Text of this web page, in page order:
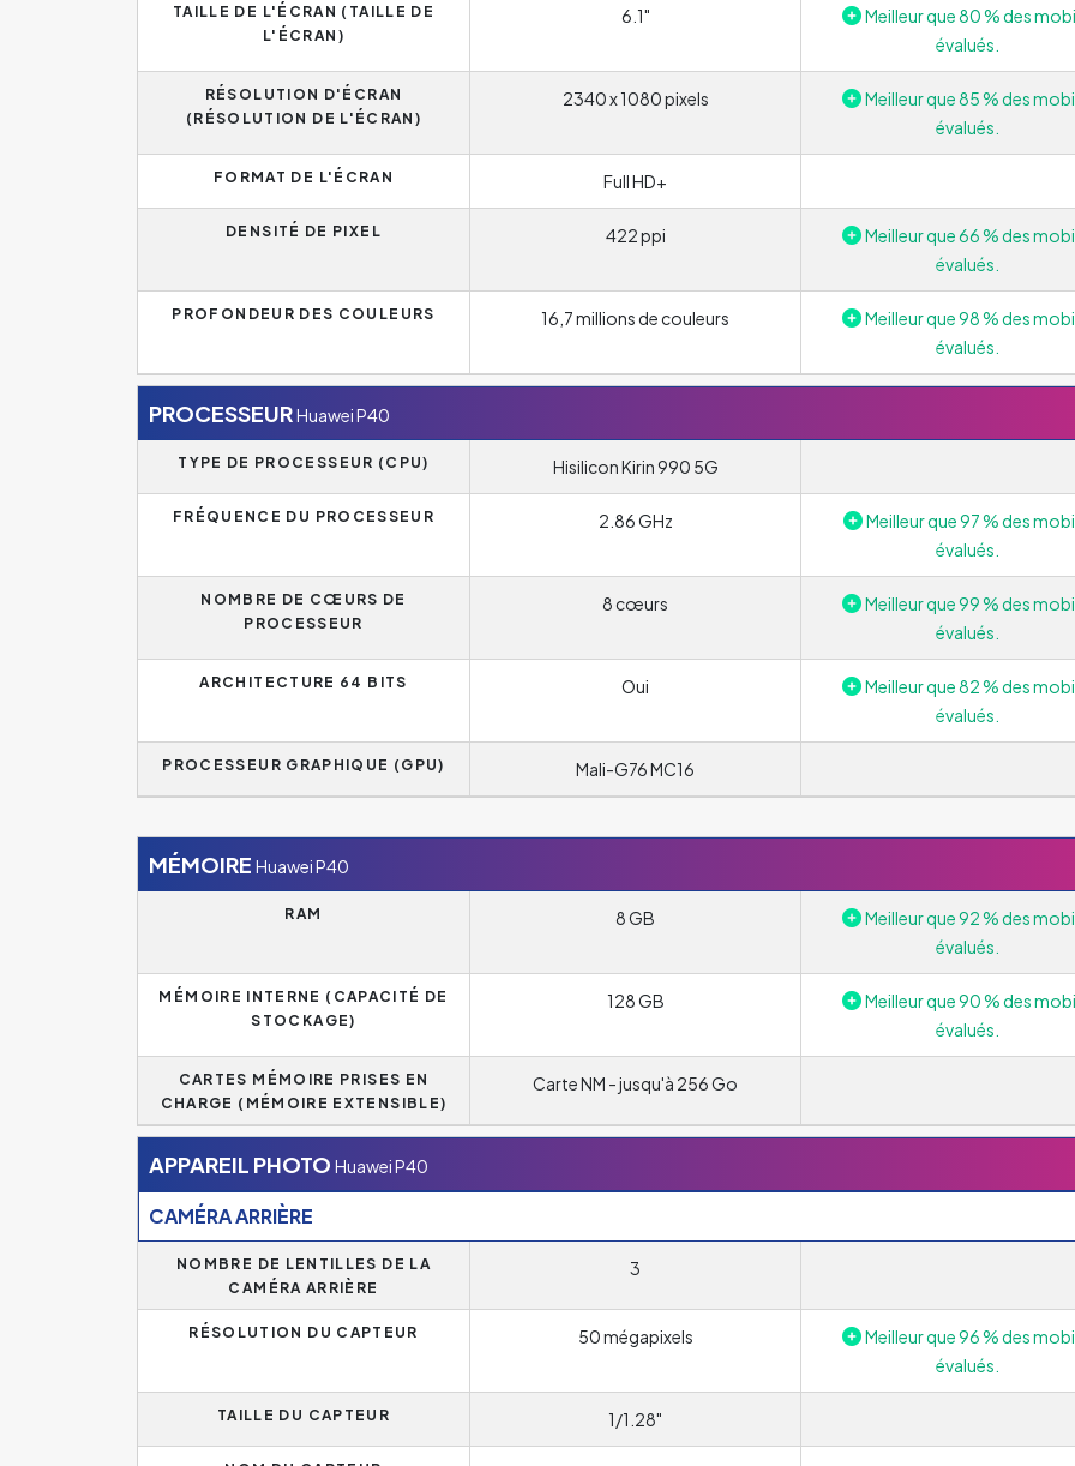
TAILLE DE L'ÉCRAN (TAILLE DE
L'ÉCRAN)
6.1"
Meilleur que 80 % des
évalués.
RÉSOLUTION D'ÉCRAN
(RÉSOLUTION DE L'ÉCRAN)
2340 x 1080 pixels
Meilleur que 85 % des
évalués.
FORMAT DE L'ÉCRAN Full HD+
DENSITÉ DE PIXEL 422 ppi
Meilleur que 66 % des
évalués.
PROFONDEUR DES COULEURS 16,7 millions de couleurs
Meilleur que 98 % des
évalués.
PROCESSEURHuawei P40
TYPE DE PROCESSEUR (CPU) Hisilicon Kirin 990 5G
FRÉQUENCE DU PROCESSEUR 2.86 GHz
Meilleur que 97 % des
évalués.
NOMBRE DE CŒURS DE
PROCESSEUR
8 cœurs
Meilleur que 99 % des
évalués.
ARCHITECTURE 64 BITS Oui
Meilleur que 82 % des
évalués.
PROCESSEUR GRAPHIQUE (GPU) Mali-G76 MC16
MÉMOIRE Huawei P40
RAM 8 GB
Meilleur que 92 % des
évalués.
MÉMOIRE INTERNE (CAPACITÉ DE
STOCKAGE)
128 GB
Meilleur que 90 % des
évalués.
CARTES MÉMOIRE PRISES EN
CHARGE (MÉMOIRE EXTENSIBLE)
Carte NM - jusqu'à 256 Go
APPAREIL PHOTO Huawei P40
CAMÉRA ARRIÈRE
NOMBRE DE LENTILLES DE LA
CAMÉRA ARRIÈRE
3
RÉSOLUTION DU CAPTEUR 50 mégapixels
Meilleur que 96 % des
évalués.
TAILLE DU CAPTEUR 1/1.28"